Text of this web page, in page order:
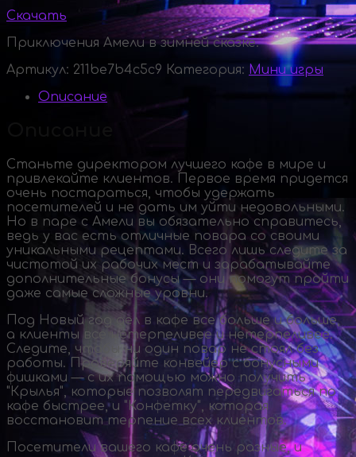
Скачать
Приключения Амели в зимней сказке.
Артикул: 211be7b4c5c9 Категория: Мини игры
Описание
Станьте директором лучшего кафе в мире и
привлекайте клиентов. Первое время придется
очень постараться, чтобы удержать
посетителей и не дать им уйти недовольными.
Но в паре с Амели вы обязательно справитесь,
ведь у вас есть отличные повара со своими
уникальными рецептами. Всего лишь следите за
чистотой их рабочих мест и зарабатывайте
дополнительные бонусы — они помогут пройти
даже самые сложные уровни.
Под Новый год дел в кафе все больше и больше,
а клиенты все нетерпеливее и нетерпеливее.
Следите, чтобы ни один повар не стоял без
работы. Проверяйте конвейер с бонусными
фишками — с их помощью можно получить
"Крылья", которые позволят передвигаться по
кафе быстрее, и "Конфетку", которая
восстановит терпение всех клиентов.
Посетители вашего кафе очень разные, и